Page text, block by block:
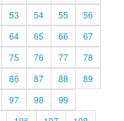
53 54 55
56
64 65 66
67
75 76 77
78
86 87 88
89
97 98
99